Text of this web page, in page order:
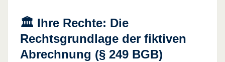
🏛️ Ihre Rechte: Die
Rechtsgrundlage der fiktiven
Abrechnung (§ 249 BGB)